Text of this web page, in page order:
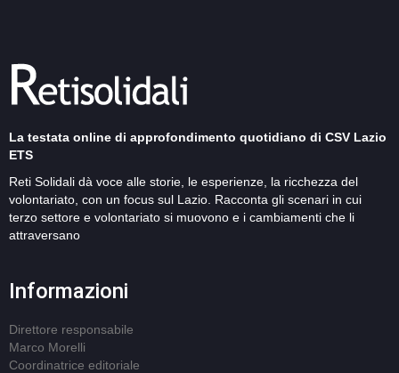
La testata online di approfondimento quotidiano di CSV Lazio
ETS
Reti Solidali dà voce alle storie, le esperienze, la ricchezza del
volontariato, con un focus sul Lazio. Racconta gli scenari in cui
terzo settore e volontariato si muovono e i cambiamenti che li
attraversano
Informazioni
Direttore responsabile
Marco Morelli
Coordinatrice editoriale